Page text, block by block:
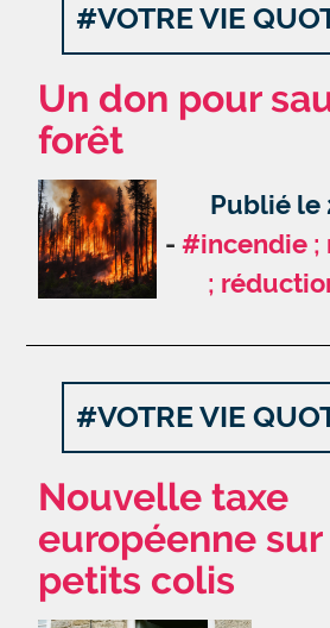
#VOTRE VIE
Un don pour
forêt
Publié
#incendie ;
;
#VOTRE VIE
Nouvelle taxe
européenne
petits colis